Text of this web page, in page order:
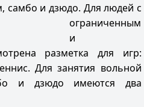
самбо и дзюдо. Для людей с
ограниченным
и
разметка для игр:
Для занятия вольной
и дзюдо имеются два